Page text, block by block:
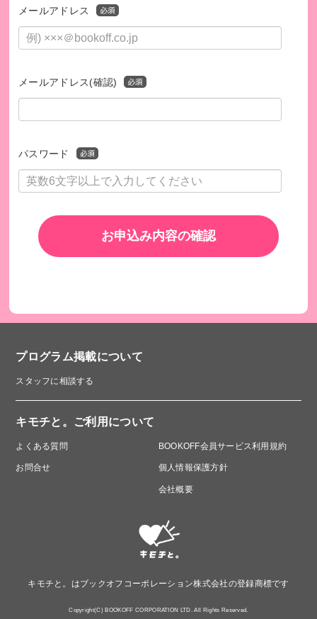
このプログラムは、SDGsの取り組みを促進します。
メールアドレス
メールアドレス(確認)
パスワード
お申込み内容の確認
プログラム掲載について
スタッフに相談する
キモチと。ご利用について
よくある質問
お問合せ
BOOKOFF会員サービス利用規約
個人情報保護方針
会社概要
キモチと。はブックオフコーポレーション株式会社の登録商標です
Copyright(C) BOOKOFF CORPORATION LTD. All Rights Reserved.